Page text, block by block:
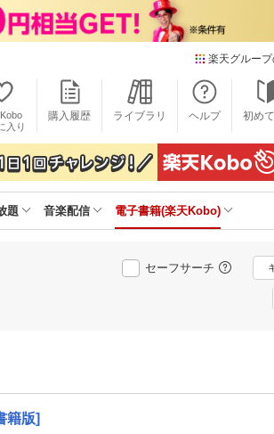
楽天グルー
本/ゲ
楽天ブ
電子書
楽天
雑誌
楽天ミ
動画
楽天TV
動画
入り
購入履歴 ライブラリ ヘルプ 初め
題 音楽配信 電子書籍(楽天Kobo)
セーフサーチ
籍版]